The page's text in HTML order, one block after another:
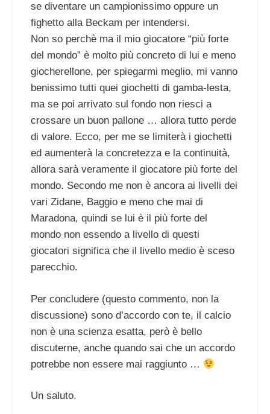
se diventare un campionissimo oppure un
fighetto alla Beckam per intendersi.
Non so perchè ma il mio giocatore “più forte
del mondo” è molto più concreto di lui e meno
giocherellone, per spiegarmi meglio, mi vanno
benissimo tutti quei giochetti di gamba-lesta,
ma se poi arrivato sul fondo non riesci a
crossare un buon pallone … allora tutto perde
di valore. Ecco, per me se limiterà i giochetti
ed aumenterà la concretezza e la continuità,
allora sarà veramente il giocatore più forte del
mondo. Secondo me non è ancora ai livelli dei
vari Zidane, Baggio e meno che mai di
Maradona, quindi se lui è il più forte del
mondo non essendo a livello di questi
giocatori significa che il livello medio è sceso
parecchio.
Per concludere (questo commento, non la
discussione) sono d’accordo con te, il calcio
non è una scienza esatta, però è bello
discuterne, anche quando sai che un accordo
potrebbe non essere mai raggiunto …
Un saluto.